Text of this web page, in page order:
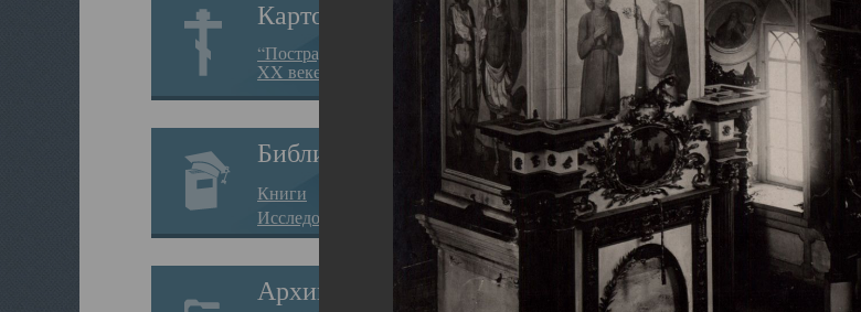
Картотека
“Пострадавшие за веру в
XX веке на Севере”
Библиотека
Книги
Исследования
Архив
Свято-Троицкий собор Архангельска
23.12.2015
Сегодня мы можем говорить, что
пострадал от целенаправленных
выдающихся памятников архитектуры.
вызванная борьбой с религией, набравшая
разрушение православного центра
собора Архангельска.
Возникнув в начале XVIII века в
двухэтажный Троицкий собор, сразу
XVIII веке по масштабам ему не было
оставался самым высоким и значительным